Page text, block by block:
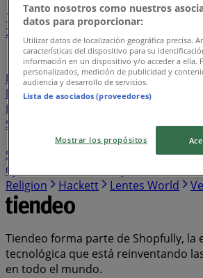
1
...
22
25
Sushi Zone
Toogino’s Pizza
Porsche
Alfa Romeo Touché
Mustache
Lombok El Califa
Pujol
Sindo Outdoor
Mobydec
Blu Lagoon
Destination Maternity
Shark
Cyber Puerta
Religion
Hackett Lentes World
Tiendeo forma parte de Shopfully, la
tecnológica que está reinventando
en todo el mundo.
Tanto nosotros como nuestros
datos para proporcionar:
Utilizar datos de localización geográfica precisa.
características del dispositivo para su
información en un dispositivo y/o acceder a ella.
personalizados, medición de publicidad y
audiencia y desarrollo de servicios.
Lista de asociados (proveedores)
Mostrar los propósitos